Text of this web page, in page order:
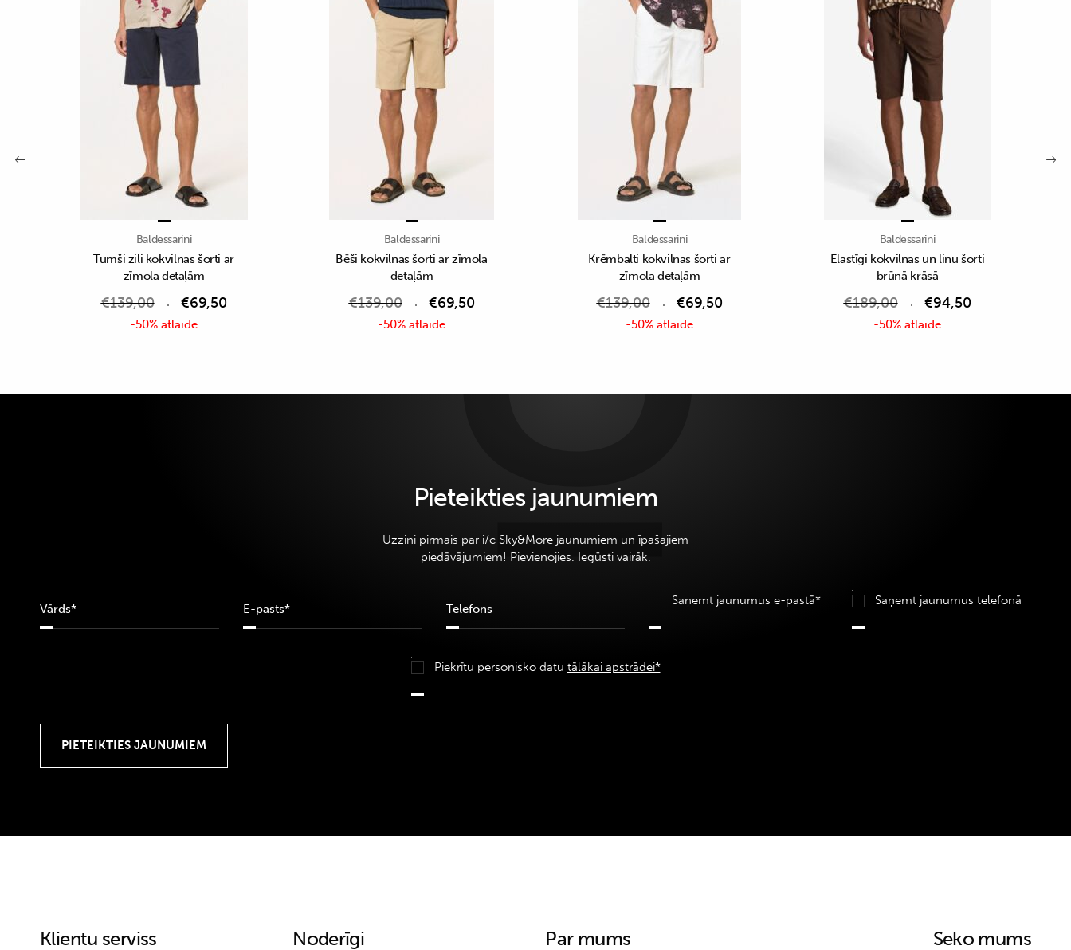
Baldessarini
Tumši zili kokvilnas šorti ar
zīmola detaļām
€139,00 €69,50
-50% atlaide
Baldessarini
Bēši kokvilnas šorti ar zīmola
detaļām
€139,00 €69,50
-50% atlaide
Baldessarini
Krēmbalti kokvilnas šorti ar
zīmola detaļām
€139,00 €69,50
-50% atlaide
Baldessarini
Elastīgi kokvilnas un linu šorti
brūnā krāsā
€189,00 €94,50
-50% atlaide
Pieteikties jaunumiem
Uzzini pirmais par i/c Sky&More jaunumiem un īpašajiem
piedāvājumiem! Pievienojies. Iegūsti vairāk.
Saņemt jaunumus e-pastā* Saņemt jaunumus telefonā
Piekrītu personisko datu tālākai apstrādei*
Klientu serviss Noderīgi Par mums Seko mums